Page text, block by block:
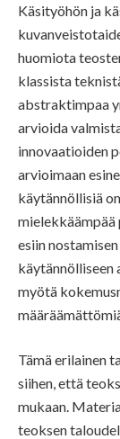
Käsityöhön ja
huomiota
klassista
abstraktimpaa
arvioida
innovaatioiden
arvioimaan
käytännöllisiä
mielekkäämpää
esiin
käytännölliseen
myötä
Tämä erilainen
siihen, että
mukaan.
teoksen